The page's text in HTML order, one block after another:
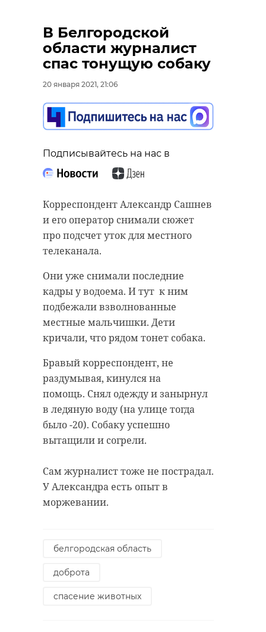
В Белгородской
области журналист
спас тонущую собаку
20 января 2021, 21:06
Подписывайтесь на нас в
Корреспондент Александр Сашнев
и его оператор снимали сюжет
про подсчет уток для местного
телеканала.
Они уже снимали последние
кадры у водоема. И тут к ним
подбежали взволнованные
местные мальчишки. Дети
кричали, что рядом тонет собака.
Бравый корреспондент, не
раздумывая, кинулся на
помощь. Снял одежду и занырнул
в ледяную воду (на улице тогда
было -20). Собаку успешно
вытащили и согрели.
Сам журналист тоже не пострадал.
У Александра есть опыт в
моржевании.
белгородская область
доброта
спасение животных